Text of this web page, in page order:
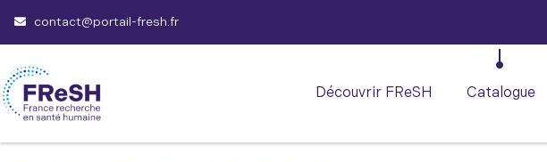
contact@portail-fresh.fr
Découvrir FReSH Catalogue